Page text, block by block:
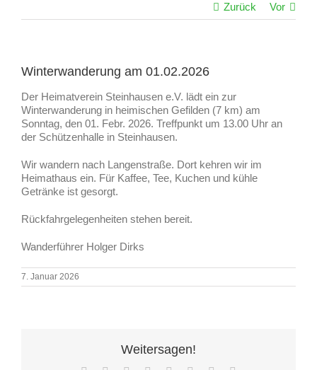
Zurück Vor
Winterwanderung am 01.02.2026
Der Heimatverein Steinhausen e.V. lädt ein zur
Winterwanderung in heimischen Gefilden (7 km) am
Sonntag, den 01. Febr. 2026. Treffpunkt um 13.00 Uhr an
der Schützenhalle in Steinhausen.
Wir wandern nach Langenstraße. Dort kehren wir im
Heimathaus ein. Für Kaffee, Tee, Kuchen und kühle
Getränke ist gesorgt.
Rückfahrgelegenheiten stehen bereit.
Wanderführer Holger Dirks
7. Januar 2026
Weitersagen!